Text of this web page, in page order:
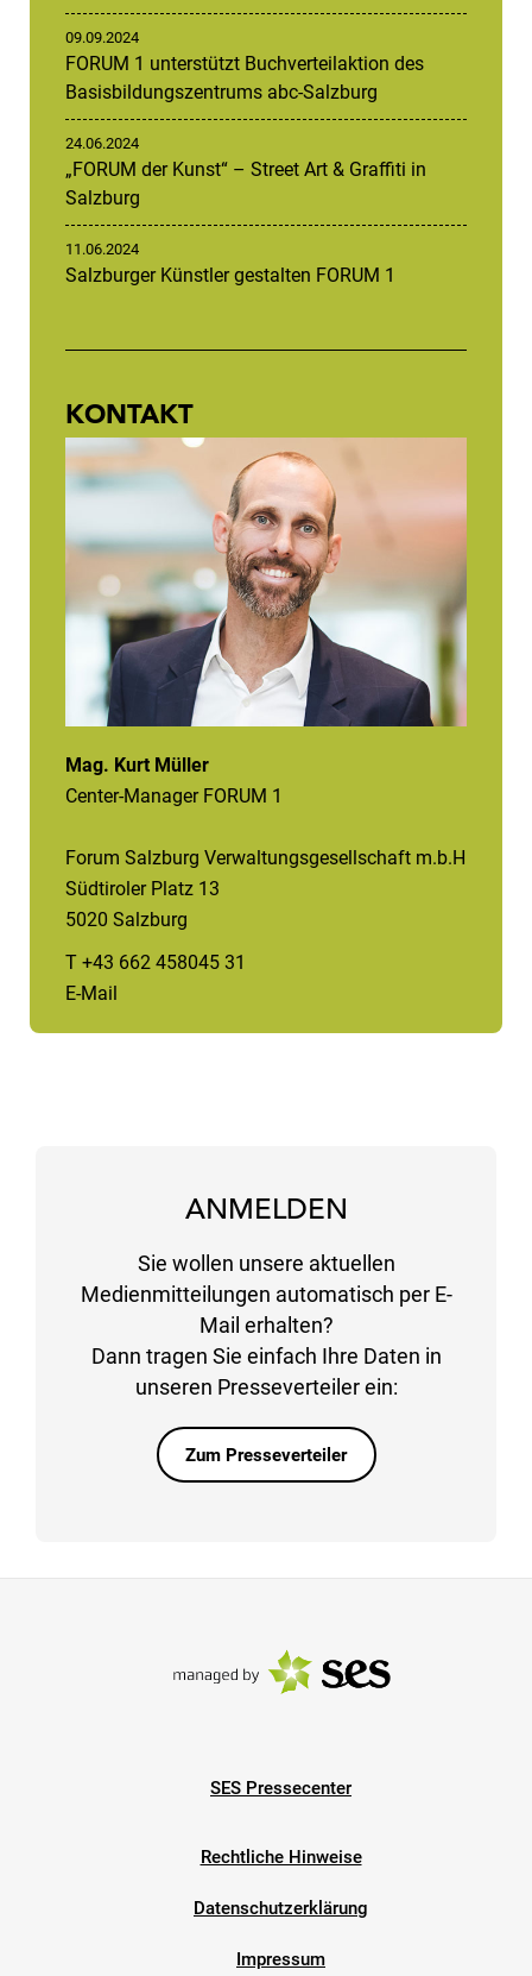
09.09.2024
FORUM 1 unterstützt Buchverteilaktion des
Basisbildungszentrums abc-Salzburg
24.06.2024
„FORUM der Kunst“ – Street Art & Graffiti in
Salzburg
11.06.2024
Salzburger Künstler gestalten FORUM 1
KONTAKT
Mag. Kurt Müller
Center-Manager FORUM 1
Forum Salzburg Verwaltungsgesellschaft m.b.H
Südtiroler Platz 13
5020 Salzburg
T +43 662 458045 31
E-Mail
ANMELDEN
Sie wollen unsere aktuellen
Medienmitteilungen automatisch per E-
Mail erhalten?
Dann tragen Sie einfach Ihre Daten in
unseren Presseverteiler ein:
Zum Presseverteiler
SES Pressecenter
Rechtliche Hinweise
Datenschutzerklärung
Impressum